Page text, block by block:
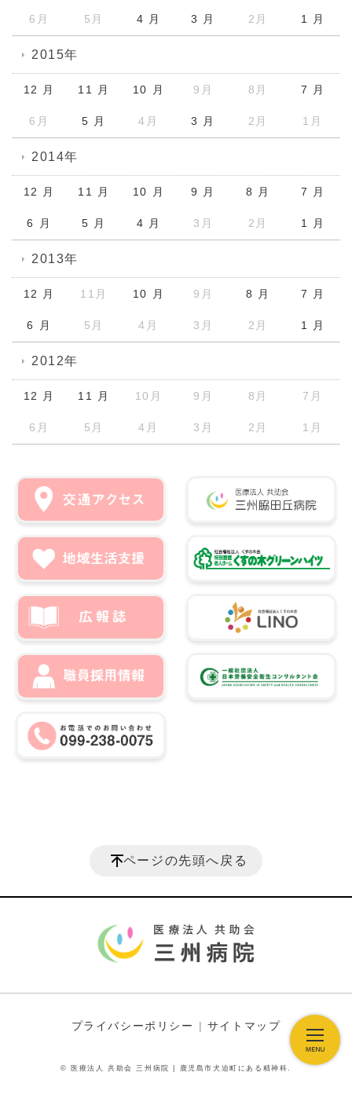
6月 5月 4 月 3 月 2月 1 月
2015年
12 月 11 月 10 月 9月 8月 7 月
6月 5 月 4月 3 月 2月 1月
2014年
12 月 11 月 10 月 9 月 8 月 7 月
6 月 5 月 4 月 3月 2月 1 月
2013年
12 月 11月 10 月 9月 8 月 7 月
6 月 5月 4月 3月 2月 1 月
2012年
12 月 11 月 10月 9月 8月 7月
6月 5月 4月 3月 2月 1月
ページの先頭へ戻る
プライバシーポリシー サイトマップ
© 医療法人 共助会 三州病院 | 鹿児島市犬迫町にある精神科.